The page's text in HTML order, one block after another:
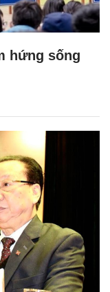
hứng sống